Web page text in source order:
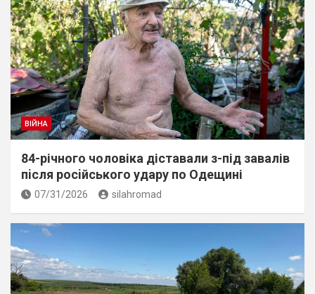
ВІЙНА
84-річного чоловіка діставали з-під завалів
пiсля росiйського удару по Одещині
07/31/2026 silahromad